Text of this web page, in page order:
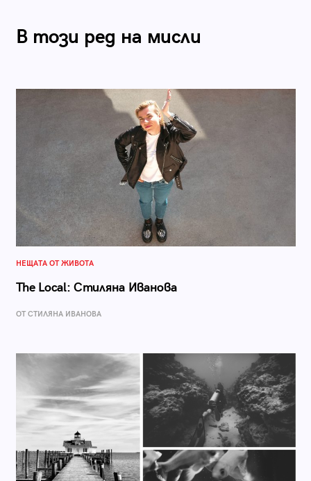
В този ред на мисли
НЕЩАТА ОТ ЖИВОТА
The Local: Стиляна Иванова
ОТ СТИЛЯНА ИВАНОВА